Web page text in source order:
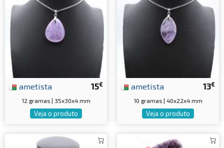
15€
ametista
12 gramas | 35x30x4 mm
Veja o produto
13€
ametista
10 gramas | 40x22x4 mm
Veja o produto